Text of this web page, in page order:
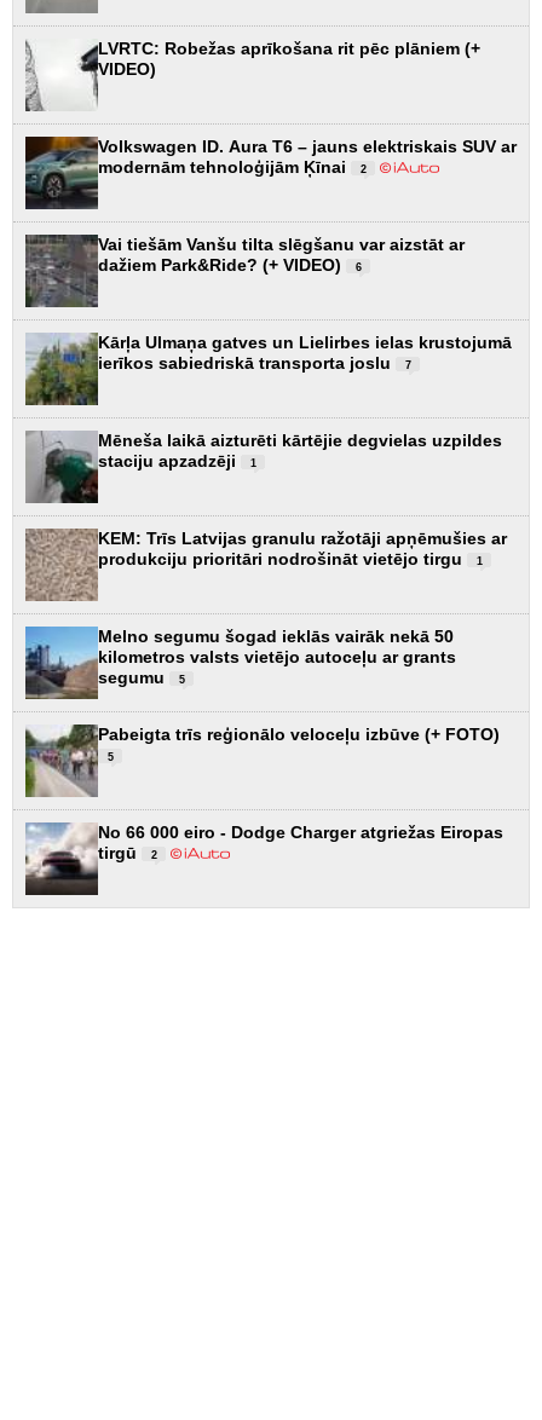
LVRTC: Robežas aprīkošana rit pēc plāniem (+
VIDEO)
Volkswagen ID. Aura T6 – jauns elektriskais SUV ar
modernām tehnoloģijām Ķīnai
2
Vai tiešām Vanšu tilta slēgšanu var aizstāt ar
dažiem Park&Ride? (+ VIDEO)
6
Kārļa Ulmaņa gatves un Lielirbes ielas krustojumā
ierīkos sabiedriskā transporta joslu
7
Mēneša laikā aizturēti kārtējie degvielas uzpildes
staciju apzadzēji
1
KEM: Trīs Latvijas granulu ražotāji apņēmušies ar
produkciju prioritāri nodrošināt vietējo tirgu
1
Melno segumu šogad ieklās vairāk nekā 50
kilometros valsts vietējo autoceļu ar grants
segumu
5
Pabeigta trīs reģionālo veloceļu izbūve (+ FOTO)
5
No 66 000 eiro - Dodge Charger atgriežas Eiropas
tirgū
2